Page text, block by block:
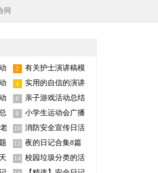
同
2
有关护士演讲稿模
板集合6篇
4
实用的自信的演讲
稿模板汇编五篇
6 亲子游戏活动总结
8
小学生运动会广播
稿
10 消防安全宣传日活
动总结
12 夜的日记合集8篇
14 校园垃圾分类的活
动总结